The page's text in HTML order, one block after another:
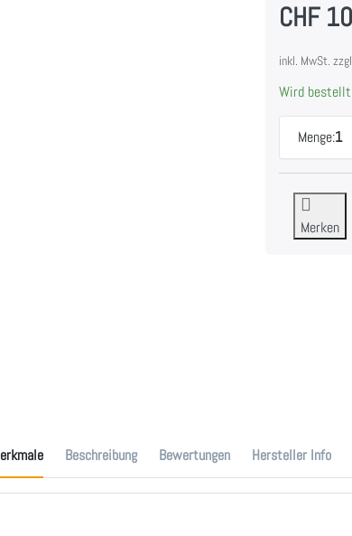
CHF
inkl. MwSt.
Wird
Menge:1
Merken
Beschreibung Bewertungen Hersteller Info